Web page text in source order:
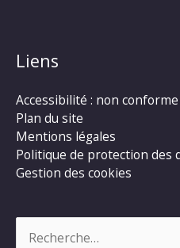
Liens
Accessibilité : non conforme
Plan du site
Mentions légales
Politique de protection des
Gestion des cookies